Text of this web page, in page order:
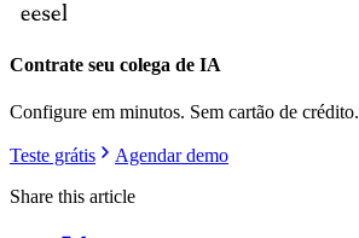
Contrate seu colega de IA
Configure em minutos. Sem cartão de crédito.
Teste grátis
Agendar demo
Share this article